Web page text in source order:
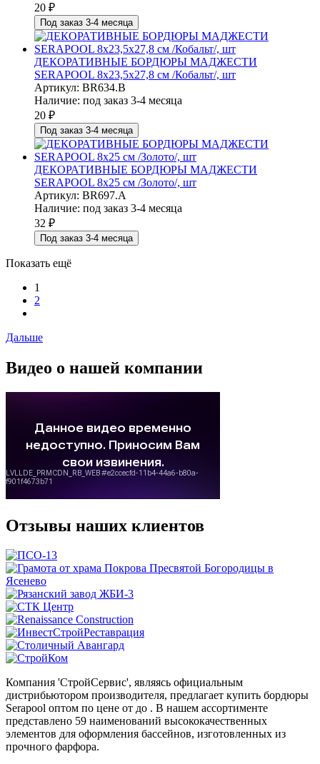
20 ₽
Под заказ 3-4 месяца
ДЕКОРАТИВНЫЕ БОРДЮРЫ МАДЖЕСТИ
SERAPOOL 8х23,5х27,8 см /Кобальт/, шт
Артикул: BR634.B
Наличие: под заказ 3-4 месяца
20 ₽
Под заказ 3-4 месяца
ДЕКОРАТИВНЫЕ БОРДЮРЫ МАДЖЕСТИ
SERAPOOL 8х25 см /Золото/, шт
Артикул: BR697.A
Наличие: под заказ 3-4 месяца
32 ₽
Под заказ 3-4 месяца
Показать ещё
1
2
Дальше
Видео о нашей компании
Отзывы наших клиентов
Компания 'СтройСервис', являясь официальным
дистрибьютором производителя, предлагает купить бордюры
Serapool оптом по цене от до . В нашем ассортименте
представлено 59 наименований высококачественных
элементов для оформления бассейнов, изготовленных из
прочного фарфора.